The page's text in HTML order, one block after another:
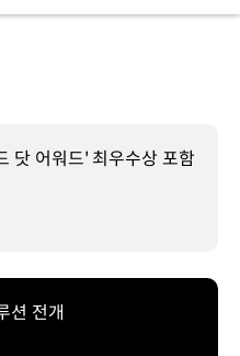
닷 어워드' 최우수상 포함
션 전개